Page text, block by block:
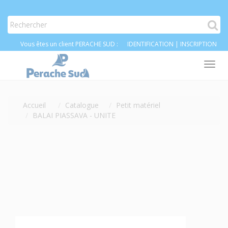
Vous êtes un client PERACHE SUD : IDENTIFICATION | INSCRIPTION
Accueil Catalogue
Petit matériel
BALAI PIASSAVA - UNITE